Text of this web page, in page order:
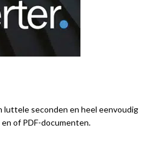
luttele seconden en heel eenvoudig
of PDF-documenten.